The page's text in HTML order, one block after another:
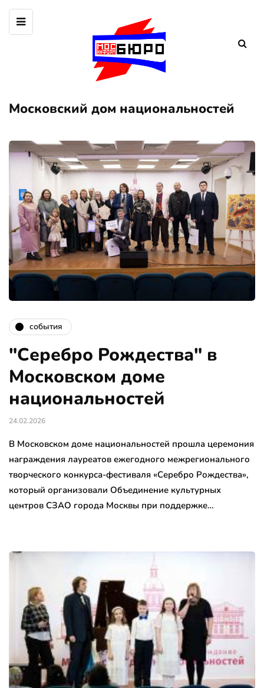
Московский дом национальностей
события
"Серебро Рождества" в
Московском доме
национальностей
24.02.2026
В Московском доме национальностей прошла церемония
награждения лауреатов ежегодного межрегионального
творческого конкурса-фестиваля «Серебро Рождества»,
который организовали Объединение культурных
центров СЗАО города Москвы при поддержке…